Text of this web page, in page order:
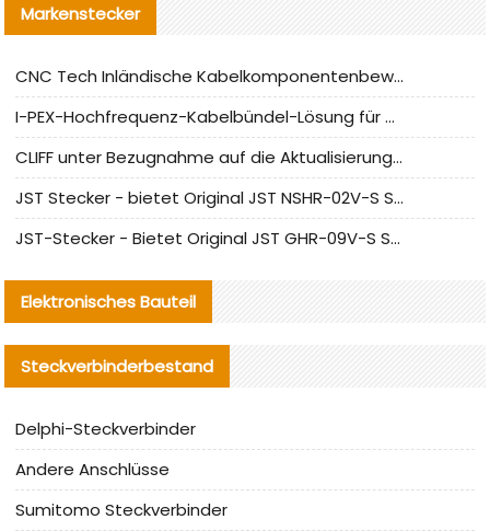
Markenstecker
CNC Tech Inländische Kabelkomponentenbewertung und Massenproduktionsanpassungsanleitung
I-PEX-Hochfrequenz-Kabelbündel-Lösung für die heimische Produktion analysiert
CLIFF unter Bezugnahme auf die Aktualisierung der chinesischen Stecker-Testnormen
JST Stecker - bietet Original JST NSHR-02V-S Stecker und Ersatzteile an
JST-Stecker - Bietet Original JST GHR-09V-S Stecker und Ersatzteile an
Elektronisches Bauteil
Steckverbinderbestand
Delphi-Steckverbinder
Andere Anschlüsse
Sumitomo Steckverbinder